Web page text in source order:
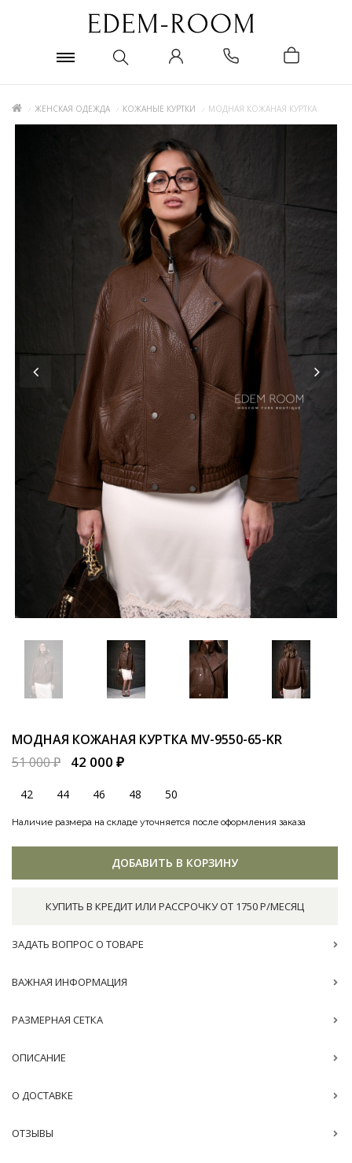
ЖЕНСКАЯ ОДЕЖДА КОЖАНЫЕ КУРТКИ МОДНАЯ КОЖАНАЯ КУРТКА
МОДНАЯ КОЖАНАЯ КУРТКА MV-9550-65-KR
51 000 ₽
42 000 ₽
42 44 46 48 50
Наличие размера на складе уточняется после оформления заказа
ДОБАВИТЬ В КОРЗИНУ
КУПИТЬ В КРЕДИТ ИЛИ РАССРОЧКУ ОТ 1750 Р/МЕСЯЦ
ЗАДАТЬ ВОПРОС О ТОВАРЕ
ВАЖНАЯ ИНФОРМАЦИЯ
РАЗМЕРНАЯ СЕТКА
ОПИСАНИЕ
О ДОСТАВКЕ
ОТЗЫВЫ